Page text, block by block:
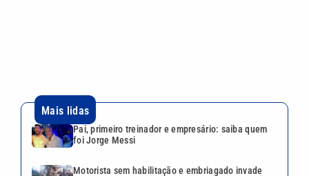
ABIH-SP promove encontro no Guarujá sobre
desafios da hotelaria